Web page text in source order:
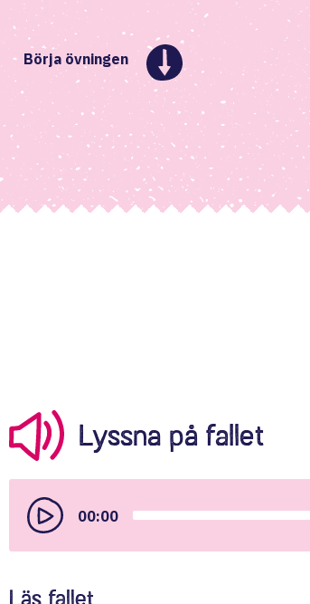
Börja övningen
Lyssna på fallet
Player
00:00
Läs fallet